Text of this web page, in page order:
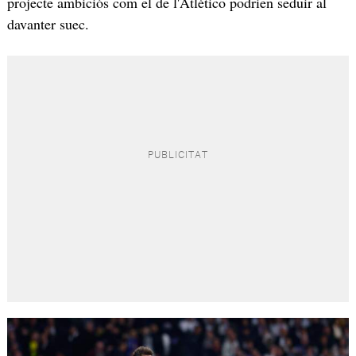
davanter suec.